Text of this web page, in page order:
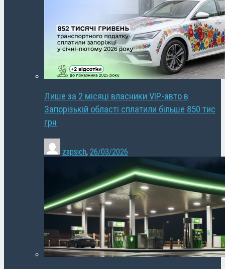
Лише за 2 місяці власники VIP-авто в
Запорізькій області сплатили більше 850 тис
грн
zapsich, 26/03/2026